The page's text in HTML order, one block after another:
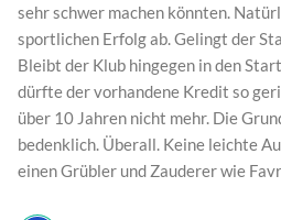
sehr schwer machen könnten.
sportlichen Erfolg ab. Gelingt der
Bleibt der Klub hingegen in den
dürfte der vorhandene Kredit so
über 10 Jahren nicht mehr. Die
bedenklich. Überall. Keine leichte
einen Grübler und Zauderer wie